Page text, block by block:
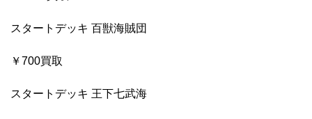
スタートデッキ 百獣海賊団
￥700買取
スタートデッキ 王下七武海